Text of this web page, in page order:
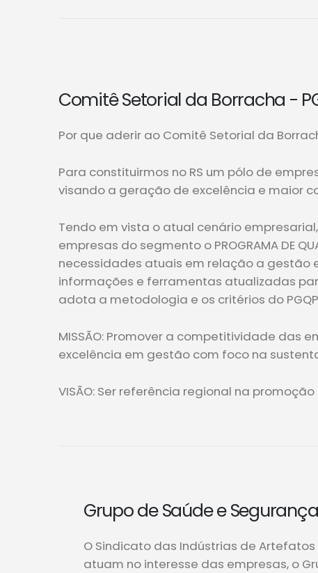
Comitê Setorial da Borracha -
Por que aderir ao Comitê Setorial da
Para constituirmos no RS um pólo de
visando a geração de excelência e maior
Tendo em vista o atual cenário empresarial,
empresas do segmento o PROGRAMA DE
necessidades atuais em relação a gestão
informações e ferramentas atualizadas
adota a metodologia e os critérios do
MISSÃO: Promover a competitividade das
excelência em gestão com foco na
VISÃO: Ser referência regional na
Grupo de Saúde e
O Sindicato das Indústrias de
atuam no interesse das empresas, o